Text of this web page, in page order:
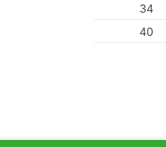
34
40